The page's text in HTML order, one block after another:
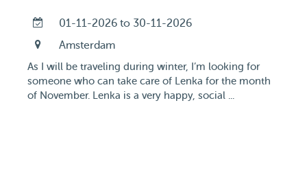
01-11-2026 to 30-11-2026
Amsterdam
As I will be traveling during winter, I’m looking for
someone who can take care of Lenka for the month
of November. Lenka is a very happy, social ...